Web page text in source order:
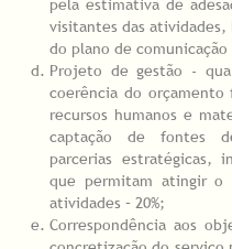
pela estimativa de
visitantes das
do plano de comunicação
Projeto de gestão -
coerência do
recursos humanos e
captação de fontes
parcerias estratégicas,
que permitam atingir o
atividades – 20%;
Correspondência aos